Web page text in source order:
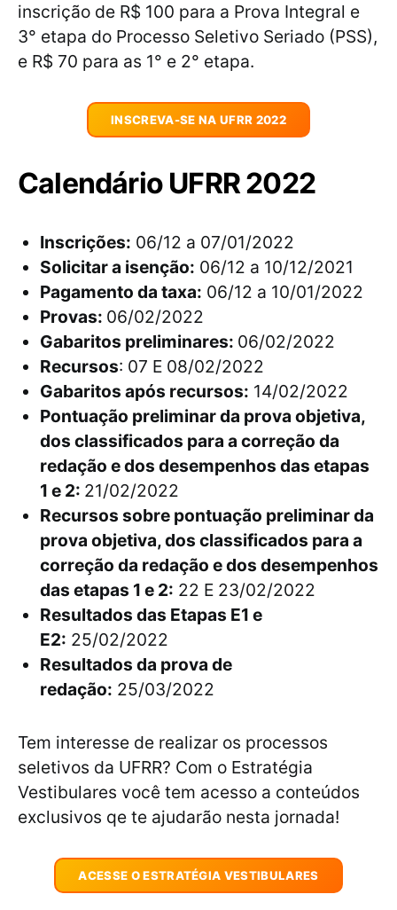
inscrição de R$ 100 para a Prova Integral e
3° etapa do Processo Seletivo Seriado (PSS),
e R$ 70 para as 1° e 2° etapa.
INSCREVA-SE NA UFRR 2022
Calendário UFRR 2022
Inscrições: 06/12 a 07/01/2022
Solicitar a isenção: 06/12 a 10/12/2021
Pagamento da taxa: 06/12 a 10/01/2022
Provas: 06/02/2022
Gabaritos preliminares: 06/02/2022
Recursos: 07 E 08/02/2022
Gabaritos após recursos: 14/02/2022
Pontuação preliminar da prova objetiva,
dos classificados para a correção da
redação e dos desempenhos das etapas
1 e 2: 21/02/2022
Recursos sobre pontuação preliminar da
prova objetiva, dos classificados para a
correção da redação e dos desempenhos
das etapas 1 e 2: 22 E 23/02/2022
Resultados das Etapas E1 e
E2: 25/02/2022
Resultados da prova de
redação: 25/03/2022
Tem interesse de realizar os processos
seletivos da UFRR? Com o Estratégia
Vestibulares você tem acesso a conteúdos
exclusivos qe te ajudarão nesta jornada!
ACESSE O ESTRATÉGIA VESTIBULARES